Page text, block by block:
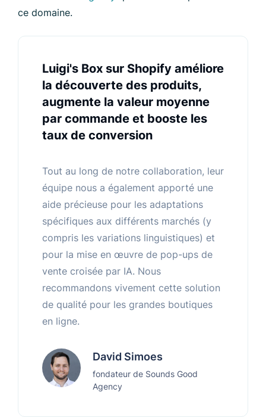
ce domaine.
Luigi's Box sur Shopify améliore
la découverte des produits,
augmente la valeur moyenne
par commande et booste les
taux de conversion
Tout au long de notre collaboration, leur
équipe nous a également apporté une
aide précieuse pour les adaptations
spécifiques aux différents marchés (y
compris les variations linguistiques) et
pour la mise en œuvre de pop-ups de
vente croisée par IA. Nous
recommandons vivement cette solution
de qualité pour les grandes boutiques
en ligne.
David Simoes
fondateur de Sounds Good
Agency